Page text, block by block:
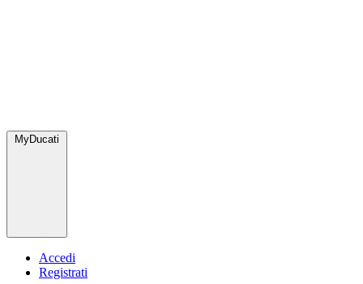
MyDucati
Accedi
Registrati